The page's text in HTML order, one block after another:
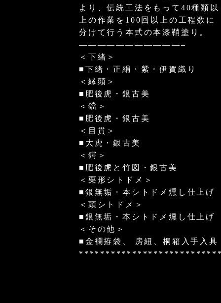
より、伝統工法をもって40種類以
上の作業を100回以上の工程数に
分けて行う本式の本漆鞘塗り。
———————————–
＜下緒＞
■下緒・正絹・紫・伊賀織り
＜縁頭＞
■肥後虎・銀古美
＜鐺＞
■肥後虎・銀古美
＜目貫＞
■大虎・銀古美
＜鍔＞
■肥後虎と竹図・銀古美
＜栗形シトドメ＞
■銀無垢・本シトドメ燻し仕上げ
＜頭シトドメ＞
■銀無垢・本シトドメ燻し仕上げ
＜その他＞
■金襴拵袋、 房紐、桐箱入手入具